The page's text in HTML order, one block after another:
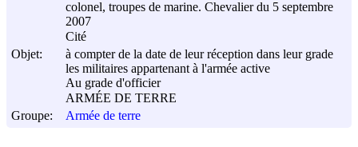
colonel, troupes de marine. Chevalier du 5 septembre
2007
Cité
Objet:
à compter de la date de leur réception dans leur grade
les militaires appartenant à l'armée active
Au grade d'officier
ARMÉE DE TERRE
Groupe:
Armée de terre